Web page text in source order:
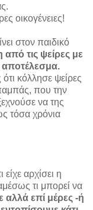
οικογένειες!
στον παιδικό
τις ψείρες με
αποτέλεσμα.
κόλλησε ψείρες
που την
να της
τόσα χρόνια
αρχίσει η
τι μπορεί να
επί μέρες -ή